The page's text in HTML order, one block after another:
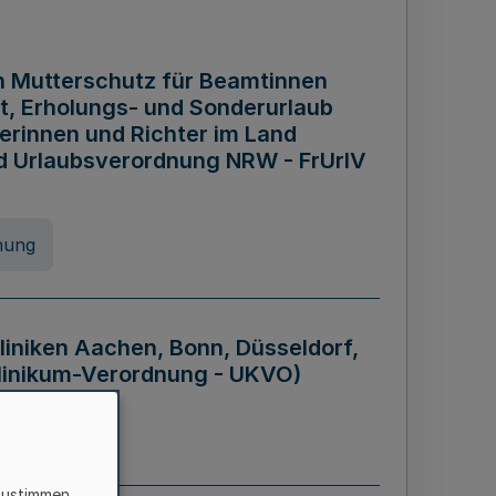
Mutterschutz für Beamtinnen
Erholungs- und Sonderurlaub
und Richter im Land
NRW - FrUrlV
Aachen, Bonn, Düsseldorf,
Verordnung - UKVO)